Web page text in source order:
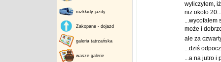
rozkłady jazdy
Zakopane - dojazd
galeria tatrzańska
wasze galerie
wyliczyłem,
niż około 20...
...wycofałem
może i
ale za
...dziś
...a na jutro i